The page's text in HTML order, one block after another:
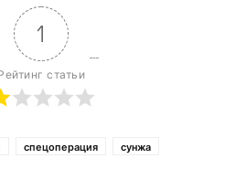
1
статьи
спецоперация сунжа